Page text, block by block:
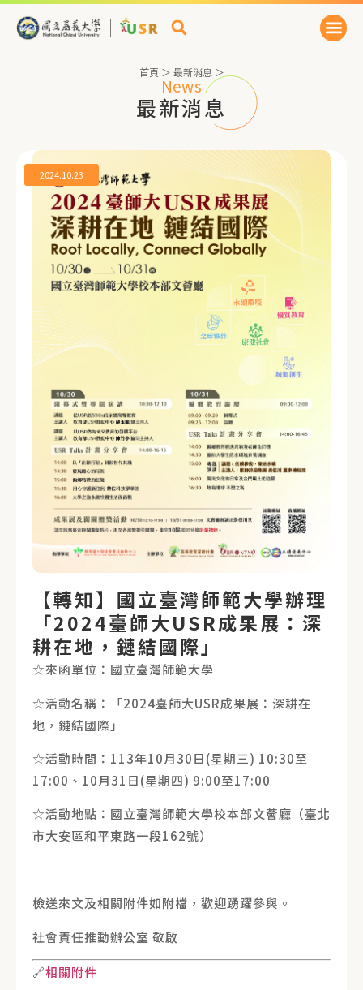
News
最新消息
首頁 ＞ 最新消息 ＞
2024.10.23
【轉知】國立臺灣師範大學辦理
「2024臺師大USR成果展：深
耕在地，鏈結國際」
☆來函單位：國立臺灣師範大學
☆活動名稱：「2024臺師大USR成果展：深耕在
地，鏈結國際」
☆活動時間：113年10月30日(星期三) 10:30至
17:00、10月31日(星期四) 9:00至17:00
☆活動地點：國立臺灣師範大學校本部文薈廳（臺北
市大安區和平東路一段162號）
檢送來文及相關附件如附檔，歡迎踴躍參與。
社會責任推動辦公室 敬啟
🔗相關附件